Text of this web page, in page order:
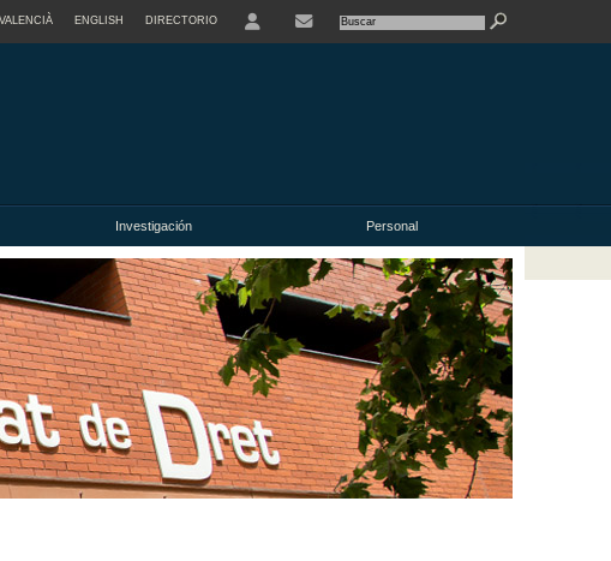
VALENCIÀ ENGLISH DIRECTORIO
Investigación Personal